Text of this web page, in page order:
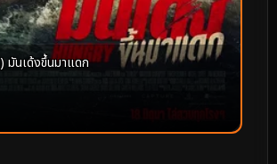
มันเด้งขึ้นมาแดก